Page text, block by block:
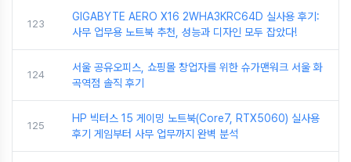
123
GIGABYTE AERO X16 2WHA3KRC64D 실사용 후기:
사무 업무용 노트북 추천, 성능과 디자인 모두 잡았다!
124
서울 공유오피스, 쇼핑몰 창업자를 위한 슈가맨워크 서울 화
곡역점 솔직 후기
125
HP 빅터스 15 게이밍 노트북(Core7, RTX5060) 실사용
후기 게임부터 사무 업무까지 완벽 분석